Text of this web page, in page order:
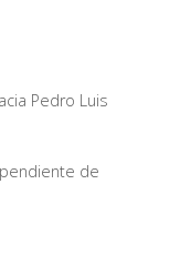
Pedro Luis
de